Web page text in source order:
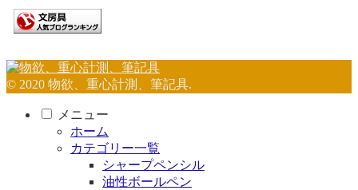
© 2020 物欲、重心計測、筆記具.
メニュー
ホーム
カテゴリー一覧
シャープペンシル
油性ボールペン